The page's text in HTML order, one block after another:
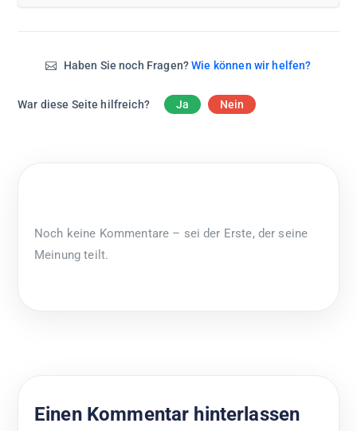
Haben Sie noch Fragen?Wie können wir helfen?
War diese Seite hilfreich? Ja Nein
Noch keine Kommentare – sei der Erste, der seine
Meinung teilt.
Einen Kommentar hinterlassen